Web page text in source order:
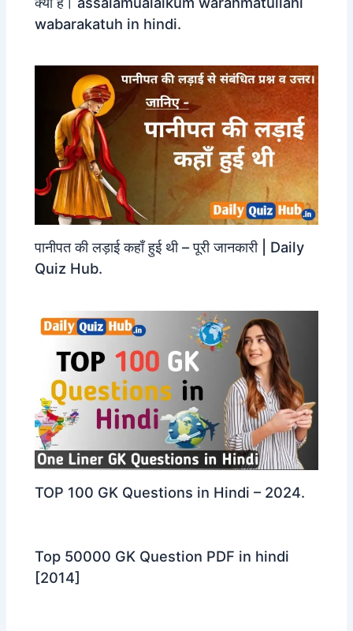
wabarakatuh in hindi.
पानीपत की लड़ाई कहाँ हुई थी – पूरी जानकारी | Daily
Quiz Hub.
TOP 100 GK Questions in Hindi – 2024.
Top 50000 GK Question PDF in hindi
[2014]